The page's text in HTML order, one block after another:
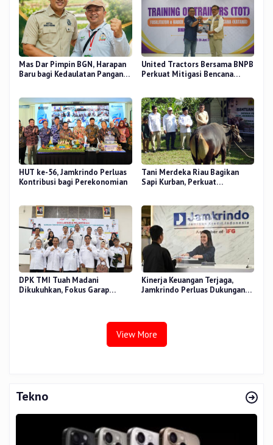
Mas Dar Pimpin BGN, Harapan
Baru bagi Kedaulatan Pangan
United Tractors Bersama BNPB
Perkuat Mitigasi Bencana
HUT ke-56, Jamkrindo Perluas
Kontribusi bagi Perekonomian
Tani Merdeka Riau Bagikan
Sapi Kurban, Perkuat
DPK TMI Tuah Madani
Dikukuhkan, Fokus Garap
Kinerja Keuangan Terjaga,
Jamkrindo Perluas Dukungan
View More
Tekno